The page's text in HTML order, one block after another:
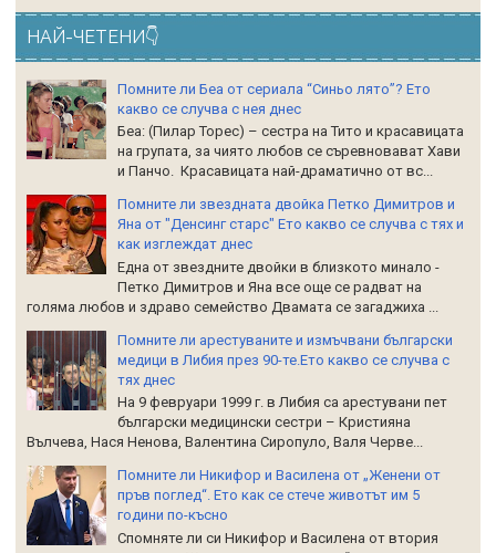
НАЙ-ЧЕТЕНИ👇
Помните ли Беа от сериала “Синьо лято”? Ето
какво се случва с нея днес
Беа: (Пилар Торес) – сестра на Тито и красавицата
на групата, за чиято любов се съревновават Хави
и Панчо. Красавицата най-драматично от вс...
Помните ли звездната двойка Петко Димитров и
Яна от "Денсинг старс" Ето какво се случва с тях и
как изглеждат днес
Една от звездните двойки в близкото минало -
Петко Димитров и Яна все още се радват на
голяма любов и здраво семейство Двамата се загаджиха ...
Помните ли арестуваните и измъчвани български
медици в Либия през 90-те.Ето какво се случва с
тях днес
На 9 февруари 1999 г. в Либия са арестувани пет
български медицински сестри – Кристияна
Вълчева, Нася Ненова, Валентина Сиропуло, Валя Черве...
Помните ли Никифор и Василена от „Женени от
пръв поглед“. Ето как се стече животът им 5
години по-късно
Спомняте ли си Никифор и Василена от втория